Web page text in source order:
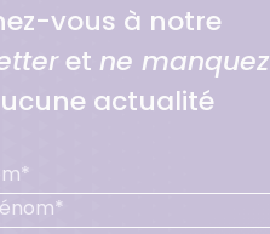
vous à notre
et ne manquez
actualité